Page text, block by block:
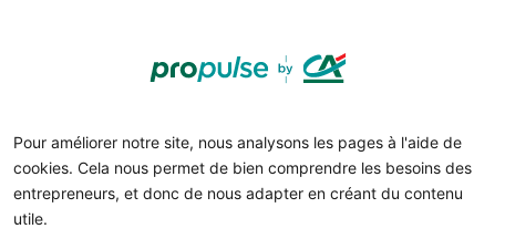
Pour améliorer notre site, nous analysons les pages à l'aide de
cookies. Cela nous permet de bien comprendre les besoins des
entrepreneurs, et donc de nous adapter en créant du contenu
utile.
difficultés financières, et ce quel que soit l’apport
n’est pas limitée aux apports comme dans les sociétés
montant des parts, chaque associé peut être amené à
créance même si la créance appartient à un autre
En conséquence, la cession de parts sociales ou la